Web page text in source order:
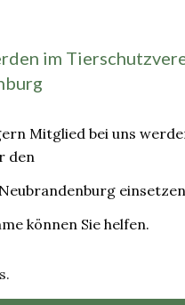
im
Mitglied bei uns
den
können Sie helfen.